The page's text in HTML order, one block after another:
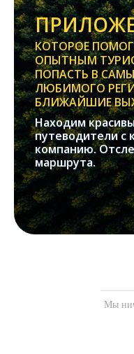
КОТОРОЕ
ОПЫТНЫМ
ПОПАСТЬ В
ЛЮБИМОГО
БЛИЖАЙШИЕ
Находим
путеводители с
компанию.
маршрута.
Мы